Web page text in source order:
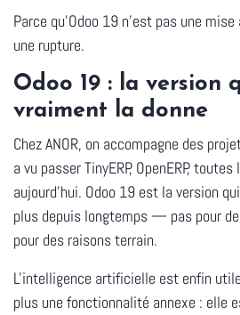
Parce qu'Odoo 19 n'est pas une
une rupture.
Odoo 19 : la version
vraiment la donne
Chez ANOR, on accompagne des
a vu passer TinyERP, OpenERP,
aujourd'hui. Odoo 19 est la version
plus depuis longtemps — pas pour
pour des raisons terrain.
L'intelligence artificielle est enfin
plus une fonctionnalité annexe : elle